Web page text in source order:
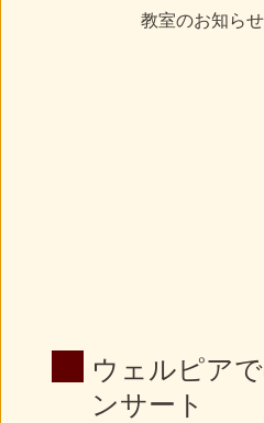
教室のお知ら
ウェルピア
ンサート